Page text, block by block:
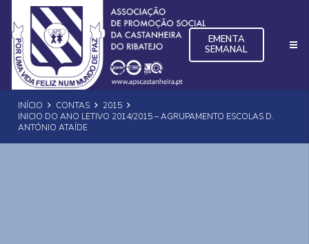
EMENTA
SEMANAL
INÍCIO CONTAS
2015
INICIO DO ANO LETIVO 2014/2015 – AGRUPAMENTO ESCOLAS D.
ANTÓNIO ATAÍDE